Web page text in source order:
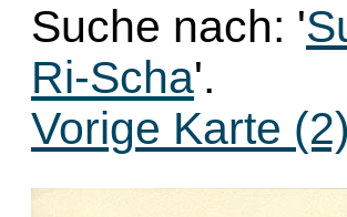
Suche nach: '
Ri-Scha'.
Vorige Karte (2)